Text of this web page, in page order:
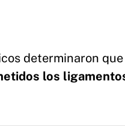
determinaron que
los